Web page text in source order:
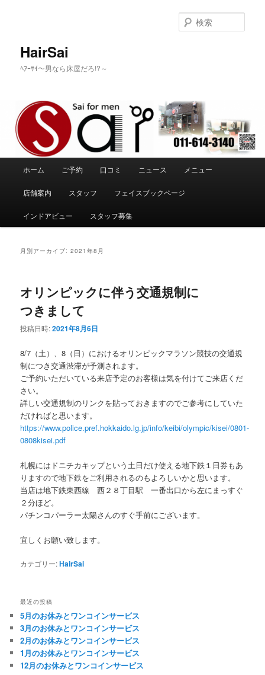
HairSai
ﾍｱｰｻｲ～男なら床屋だろ!?～
索
ュ
ホーム ご予約 口コミ ニュース メニュー
店舗案内 スタッフ フェイスブックページ
インドアビュー スタッフ募集
月別アーカイブ:2021年8月
オリンピックに伴う交通規制に
つきまして
投稿日時:2021年8月6日
8/7（土）、8（日）におけるオリンピックマラソン競技の交通規
制につき交通渋滞が予測されます。
ご予約いただいている来店予定のお客様は気を付けてご来店くだ
さい。
詳しい交通規制のリンクを貼っておきますのでご参考にしていた
だければと思います。
https://www.police.pref.hokkaido.lg.jp/info/keibi/olympic/kisei/0801-
0808kisei.pdf
札幌にはドニチカキップという土日だけ使える地下鉄１日券もあ
りますので地下鉄をご利用されるのもよろしいかと思います。
当店は地下鉄東西線 西２８丁目駅 一番出口から左にまっすぐ
２分ほど。
パチンコパーラー太陽さんのすぐ手前にございます。
宜しくお願い致します。
カテゴリー:HairSai
最近の投稿
5月のお休みとワンコインサービス
3月のお休みとワンコインサービス
2月のお休みとワンコインサービス
1月のお休みとワンコインサービス
12月のお休みとワンコインサービス